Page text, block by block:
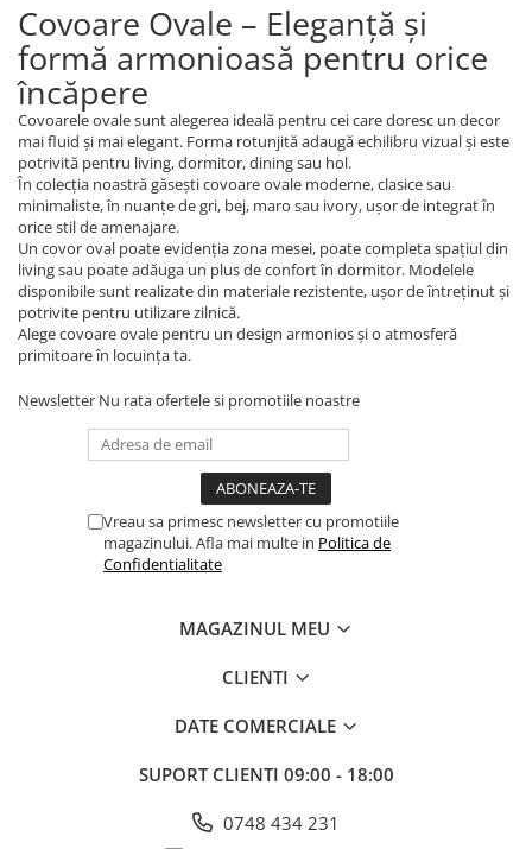
Covoare Ovale – Eleganță și
formă armonioasă pentru orice
încăpere
Covoarele ovale sunt alegerea ideală pentru cei care doresc un decor
mai fluid și mai elegant. Forma rotunjită adaugă echilibru vizual și este
potrivită pentru living, dormitor, dining sau hol.
În colecția noastră găsești covoare ovale moderne, clasice sau
minimaliste, în nuanțe de gri, bej, maro sau ivory, ușor de integrat în
orice stil de amenajare.
Un covor oval poate evidenția zona mesei, poate completa spațiul din
living sau poate adăuga un plus de confort în dormitor. Modelele
disponibile sunt realizate din materiale rezistente, ușor de întreținut și
potrivite pentru utilizare zilnică.
Alege covoare ovale pentru un design armonios și o atmosferă
primitoare în locuința ta.
Newsletter Nu rata ofertele si promotiile noastre
Vreau sa primesc newsletter cu promotiile
magazinului. Afla mai multe in Politica de
Confidentialitate
MAGAZINUL MEU
CLIENTI
DATE COMERCIALE
SUPORT CLIENTI 09:00 - 18:00
0748 434 231